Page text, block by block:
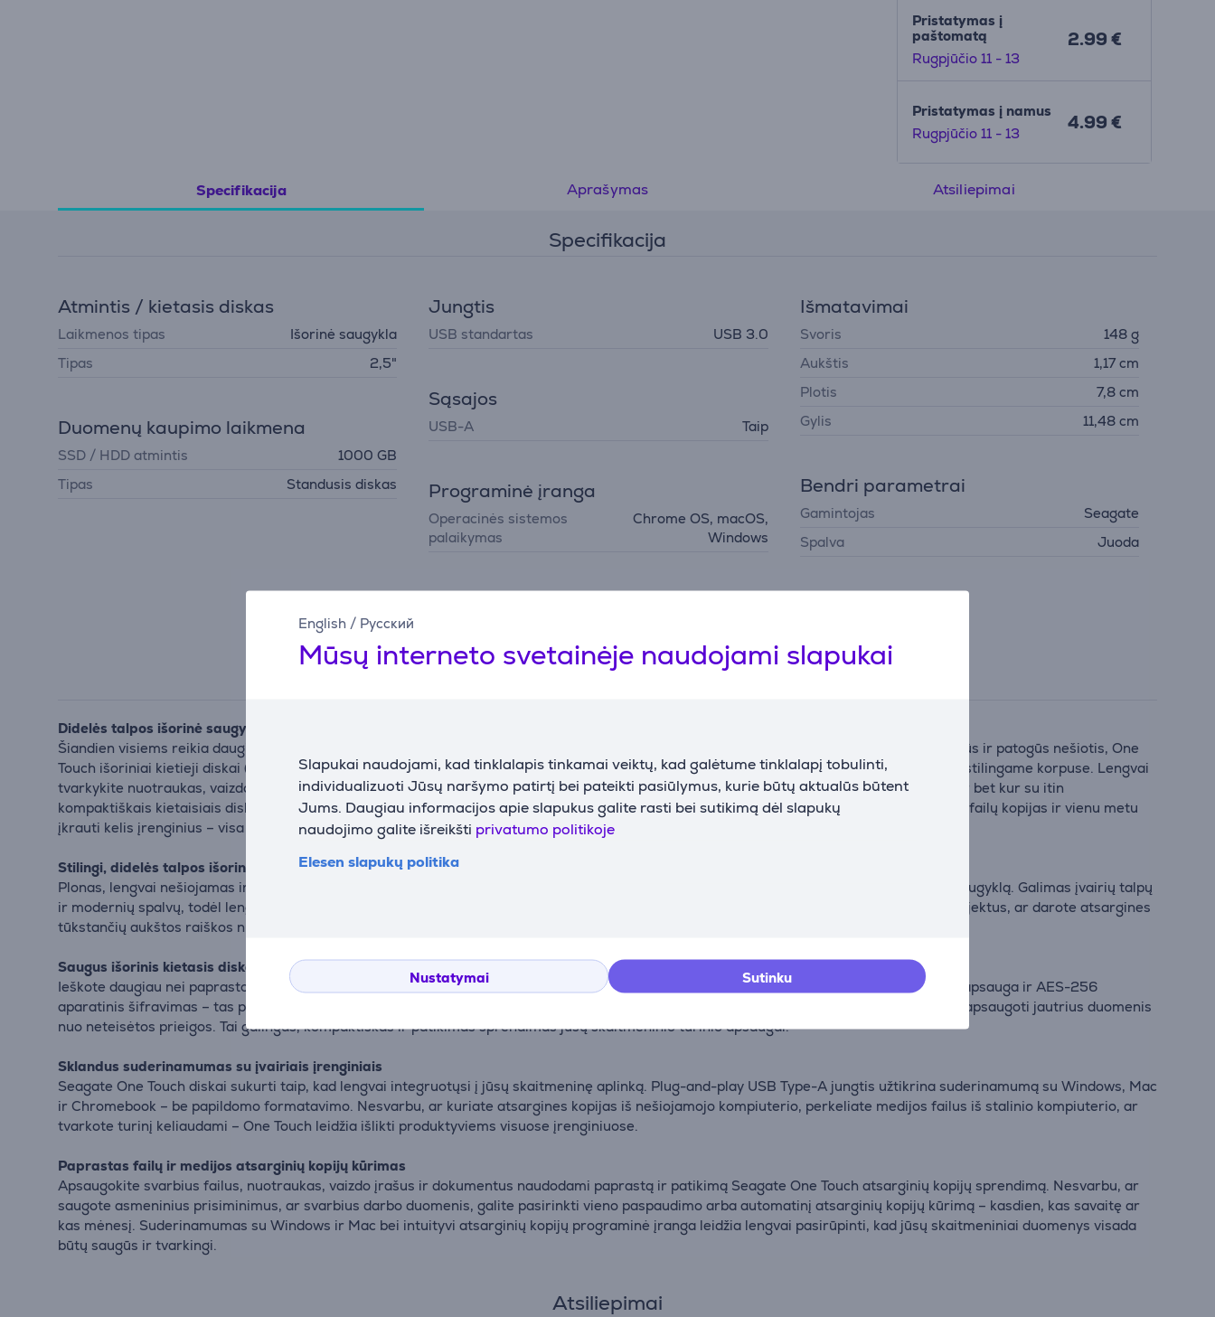
English / Русский
Mūsų interneto svetainėje naudojami slapukai
Slapukai naudojami, kad tinklalapis tinkamai veiktų, kad galėtume tinklalapį tobulinti,
individualizuoti Jūsų naršymo patirtį bei pateikti pasiūlymus, kurie būtų aktualūs būtent
Jums. Daugiau informacijos apie slapukus galite rasti bei sutikimą dėl slapukų
naudojimo galite išreikšti privatumo politikoje
Elesen slapukų politika
Nustatymai Sutinku
Pristatymas į
paštomatą
Rugpjūčio 11 - 13
2.99 €
Pristatymas į namus
Rugpjūčio 11 - 13
4.99 €
Specifikacija Aprašymas Atsiliepimai
Specifikacija
Atmintis / kietasis diskas
Laikmenos tipas
Išorinė saugykla
Tipas
2,5"
Duomenų kaupimo laikmena
SSD / HDD atmintis
1000 GB
Tipas
Standusis diskas
Jungtis
USB standartas USB 3.0
Sąsajos
USB-A Taip
Programinė įranga
Operacinės sistemos
palaikymas
Chrome OS, macOS,
Windows
Išmatavimai
Svoris
148 g
Aukštis
1,17 cm
Plotis
7,8 cm
Gylis
11,48 cm
Bendri parametrai
Gamintojas
Seagate
Spalva
Juoda
Didelės talpos išorinė saugykla visiems jūsų skaitmeniniams poreikiams
Šiandien visiems reikia daugiau vietos duomenims – būtent tai siūlo Seagate One Touch išorinių įrenginių serija. Sukurti taip, kad būtų našūs ir patogūs nešiotis, One
Touch išoriniai kietieji diskai (HDD), SSD kaupikliai ir staliniai Hub įrenginiai užtikrina patikimą, didelės talpos saugojimą kompaktiškame ir stilingame korpuse. Lengvai
tvarkykite nuotraukas, vaizdo įrašus ir dokumentus naudodami patvarius, kelionėms pritaikytus įrenginius. Pasiekite savo failus bet kada ir bet kur su itin
kompaktiškais kietaisiais diskais ir sparčiais SSD kaupikliais. Reikia dar daugiau galimybių? One Touch Hub leidžia kurti atsargines svarbių failų kopijas ir vienu metu
įkrauti kelis įrenginius – visa tai su slaptažodžiu apsaugotu saugumu ir didele talpa.
Stilingi, didelės talpos išoriniai kietieji diskai
Plonas, lengvai nešiojamas ir našiai veikiantis Seagate One Touch išorinis kietasis diskas suderina aukščiausios kokybės dizainą ir talpią saugyklą. Galimas įvairių talpų
ir modernių spalvų, todėl lengvai priderinsite prie savo stiliaus. Nesvarbu, ar archyvuojate finansinius dokumentus, saugote kūrybinius projektus, ar darote atsargines
tūkstančių aukštos raiškos nuotraukų kopijas – One Touch užtikrina patikimą, didelės talpos saugojimą neprarandant estetikos.
Saugus išorinis kietasis diskas su apsauga slaptažodžiu
Ieškote daugiau nei paprastos failų saugyklos? Rinkitės Seagate One Touch su pažangiomis duomenų apsaugos funkcijomis. Slaptažodžio apsauga ir AES-256
aparatinis šifravimas – tas pats standartas, kuriuo pasitiki JAV vyriausybinės institucijos ir tarptautinės saugumo organizacijos – padeda apsaugoti jautrius duomenis
nuo neteisėtos prieigos. Tai galingas, kompaktiškas ir patikimas sprendimas jūsų skaitmeninio turinio apsaugai.
Sklandus suderinamumas su įvairiais įrenginiais
Seagate One Touch diskai sukurti taip, kad lengvai integruotųsi į jūsų skaitmeninę aplinką. Plug-and-play USB Type-A jungtis užtikrina suderinamumą su Windows, Mac
ir Chromebook – be papildomo formatavimo. Nesvarbu, ar kuriate atsargines kopijas iš nešiojamojo kompiuterio, perkeliate medijos failus iš stalinio kompiuterio, ar
tvarkote turinį keliaudami – One Touch leidžia išlikti produktyviems visuose įrenginiuose.
Paprastas failų ir medijos atsarginių kopijų kūrimas
Apsaugokite svarbius failus, nuotraukas, vaizdo įrašus ir dokumentus naudodami paprastą ir patikimą Seagate One Touch atsarginių kopijų sprendimą. Nesvarbu, ar
saugote asmeninius prisiminimus, ar svarbius darbo duomenis, galite pasirinkti vieno paspaudimo arba automatinį atsarginių kopijų kūrimą – kasdien, kas savaitę ar
kas mėnesį. Suderinamumas su Windows ir Mac bei intuityvi atsarginių kopijų programinė įranga leidžia lengvai pasirūpinti, kad jūsų skaitmeniniai duomenys visada
būtų saugūs ir tvarkingi.
Atsiliepimai